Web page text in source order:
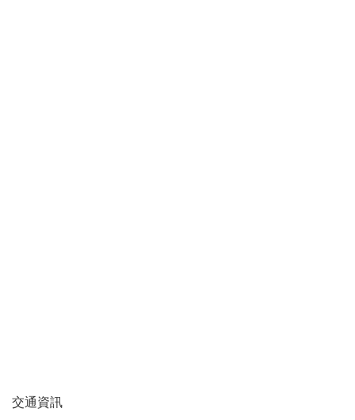
交通資訊